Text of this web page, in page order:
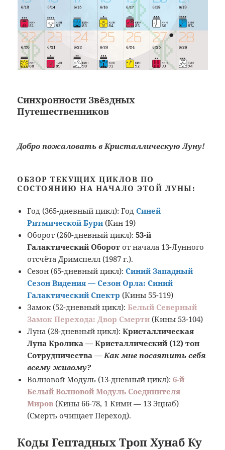
Синхронности Звёздных
Путешественников
Добро пожаловать в Кристаллическую Луну!
ОБЗОР ТЕКУЩИХ ЦИКЛОВ ПО
СОСТОЯНИЮ НА НАЧАЛО ЭТОЙ ЛУНЫ:
Год (365-дневный цикл): Год Синей
Ритмической Бури (Кин 19)
Оборот (260-дневный цикл):53-й
Галактический Оборот от начала 13-Лунного
отсчёта Дримспелл (1987 г.).
Сезон (65-дневный цикл):Синий Западный
Сезон Видения — Сезон Орла: Синий
Галактический Спектр (Кины 55-119)
Замок (52-дневный цикл): Белый Северный
Замок Перехода: Двор Смерти(Кины 53-104)
Луна (28-дневный цикл):Кристаллическая
Луна Кролика —Кристаллический (12) тон
Сотрудничества — Как мне посвятить себя
всему живому?
Волновой Модуль (13-дневный цикл): 6-й
Белый Волновой Модуль Соединителя
Миров (Кины 66-78, 1 Кими — 13 Эцнаб)
(Смерть очищает Переход).
Коды Гептадных Троп Хунаб Ку